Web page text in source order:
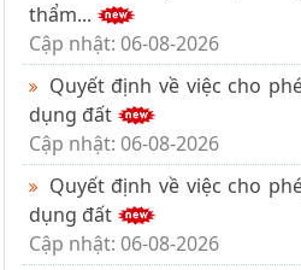
thẩm...
Cập nhật: 06-08-2026
Quyết định về việc cho
dụng đất
Cập nhật: 06-08-2026
Quyết định về việc cho
dụng đất
Cập nhật: 06-08-2026